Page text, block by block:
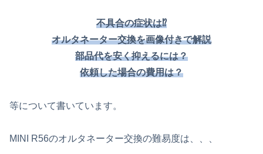
不具合の症状は⁉
オルタネーター交換を画像付きで解説
部品代を安く抑えるには？
依頼した場合の費用は？
等について書いています。
MINI R56のオルタネーター交換の難易度は、、、